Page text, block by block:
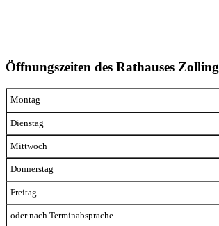
Öffnungszeiten des Rathauses Zolling
Montag
Dienstag
Mittwoch
Donnerstag
Freitag
oder nach Terminabsprache